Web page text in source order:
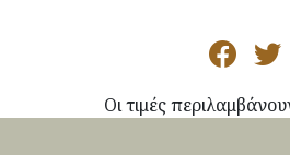
Οι τιμές